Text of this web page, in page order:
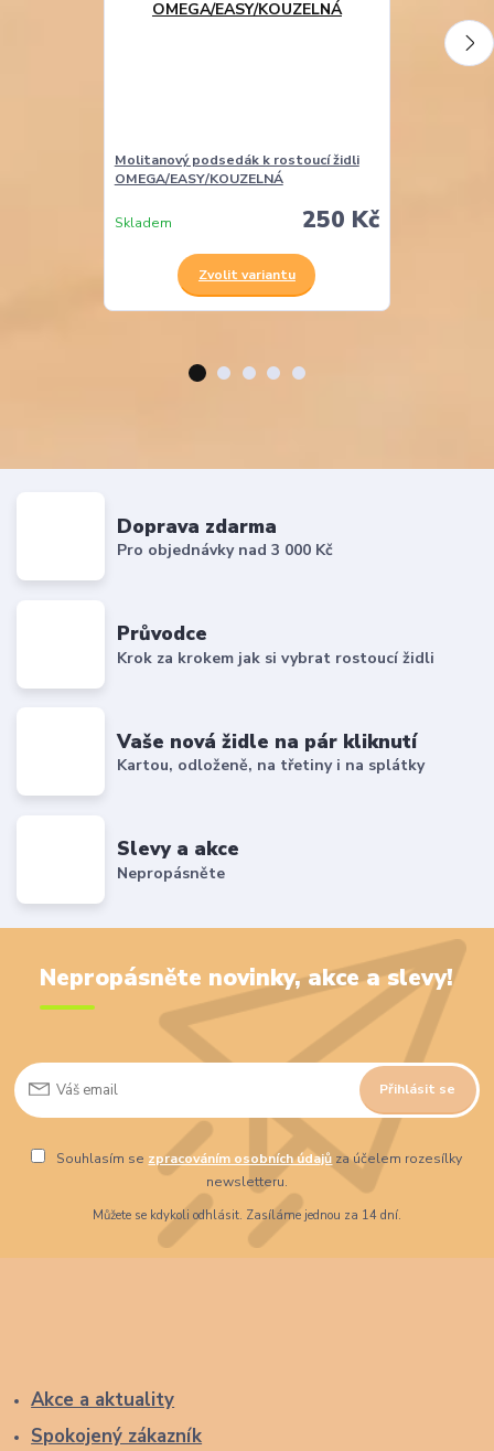
Molitanový podsedák k rostoucí židli
OMEGA/EASY/KOUZELNÁ
250 Kč
Skladem
Zvolit variantu
Doprava zdarma
Pro objednávky nad 3 000 Kč
Průvodce
Krok za krokem jak si vybrat rostoucí židli
Vaše nová židle na pár kliknutí
Kartou, odloženě, na třetiny i na splátky
Slevy a akce
Nepropásněte
Nepropásněte novinky, akce a slevy!
Přihlásit se
Souhlasím se zpracováním osobních údajů za účelem rozesílky
newsletteru.
Můžete se kdykoli odhlásit. Zasíláme jednou za 14 dní.
Akce a aktuality
Spokojený zákazník